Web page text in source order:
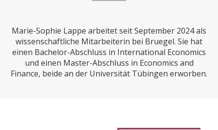
SUCHE
ABO/LOGIN
Marie-Sophie Lappe arbeitet seit September 2024 als
wissenschaftliche Mitarbeiterin bei Bruegel. Sie hat
einen Bachelor-Abschluss in International Economics
und einen Master-Abschluss in Economics and
Finance, beide an der Universität Tübingen erworben.